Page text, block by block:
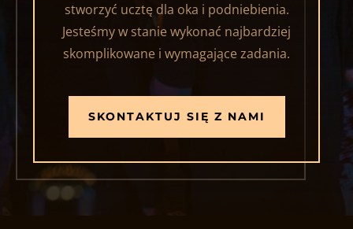
stworzyć ucztę dla oka i podniebienia.
Jesteśmy w stanie wykonać najbardziej
skomplikowane i wymagające zadania.
SKONTAKTUJ SIĘ Z NAMI